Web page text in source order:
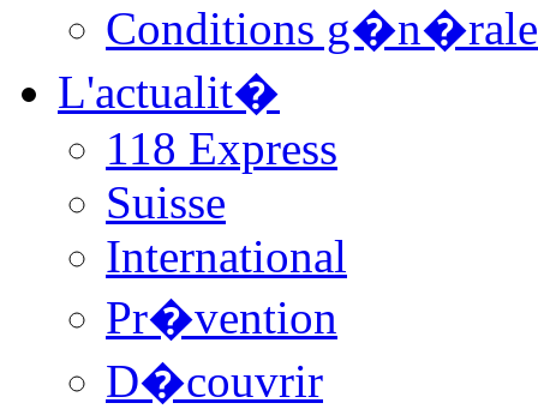
Conditions
L'actualit�
118 Express
Suisse
International
Pr�vention
D�couvrir